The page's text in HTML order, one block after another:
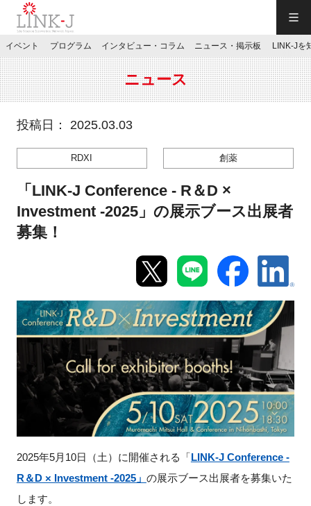
JP／EN
特別会員専用メニュー
施設ご予約
新規登録
イベント
プログラム
ニュース・掲示板
イベント プログラム インタビュー・コラム ニュース・掲示板 LINK-Jを
ニュース
投稿日： 2025.03.03
RDXI 創薬
「LINK-J Conference - R＆D ×
Investment -2025」の展示ブース出展者
募集！
2025年5月10日（土）に開催される「LINK-J Conference -
R＆D × Investment -2025」 の展示ブース出展者を募集いた
します。